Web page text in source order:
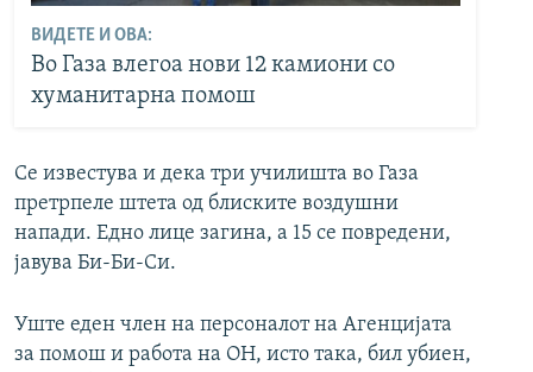
ВИДЕТЕ И ОВА:
Во Газа влегоа нови 12 камиони со
хуманитарна помош
Се известува и дека три училишта во Газа
претрпеле штета од блиските воздушни
напади. Едно лице загина, а 15 се повредени,
јавува Би-Би-Си.
Уште еден член на персоналот на Агенцијата
за помош и работа на ОН, исто така, бил убиен,